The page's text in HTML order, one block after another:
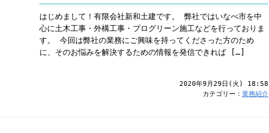
はじめまして！有限会社新和土建です。 弊社ではいなべ市を中
心に土木工事・外構工事・プログリーン施工などを行っておりま
す。 今回は弊社の業務にご興味を持ってくださった方のため
に、そのお悩みを解決するための情報を発信できれば […]
2020年9月29日(火) 18:58
カテゴリー： 業務紹介